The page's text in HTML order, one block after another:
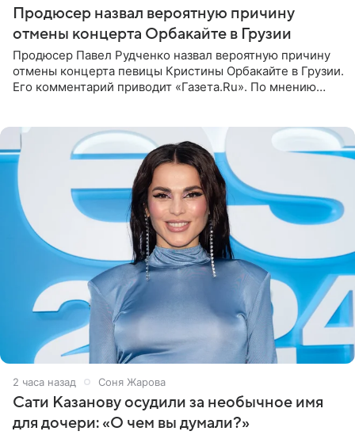
Продюсер назвал вероятную причину
отмены концерта Орбакайте в Грузии
Продюсер Павел Рудченко назвал вероятную причину
отмены концерта певицы Кристины Орбакайте в Грузии.
Его комментарий приводит «Газета.Ru». По мнению
2 часа назад Соня Жарова
Сати Казанову осудили за необычное имя
для дочери: «О чем вы думали?»